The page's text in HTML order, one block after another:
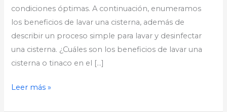
condiciones óptimas. A continuación, enumeramos
los beneficios de lavar una cisterna, además de
describir un proceso simple para lavar y desinfectar
una cisterna. ¿Cuáles son los beneficios de lavar una
cisterna o tinaco en el […]
Leer más »